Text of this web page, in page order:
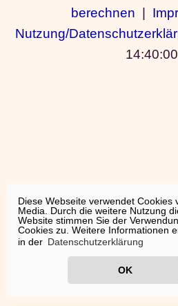
Diese Webseite verwendet Cookies
Media. Durch die weitere Nutzung
Website stimmen Sie der
Cookies zu. Weitere Informationen
in der Datenschutzerklärung
OK
berechnen |
Nutzung/
14:40:00